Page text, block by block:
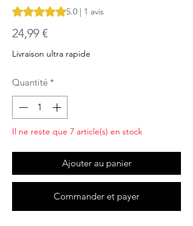
La note est de 5.0 sur cinq étoiles selon 1
5.0 | 1 avis
24,99 €Prix
Livraison ultra rapide
Quantité *
Il ne reste que 7 article(s) en stock
Ajouter au panier
Commander et payer